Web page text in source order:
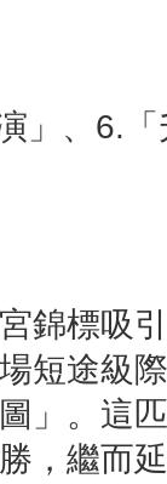
」、6.
錦標吸
短途級
」。這
，繼而